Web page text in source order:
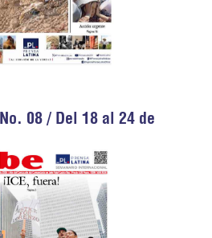
08 / Del 18 al 24 de